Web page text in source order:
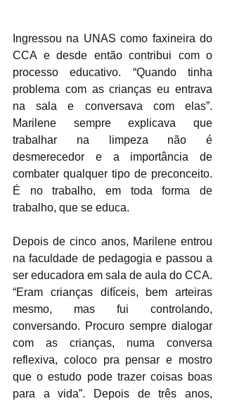
Ingressou na UNAS como faxineira do
CCA e desde então contribui com o
processo educativo. “Quando tinha
problema com as crianças eu entrava
na sala e conversava com elas”.
Marilene sempre explicava que
trabalhar na limpeza não é
desmerecedor e a importância de
combater qualquer tipo de preconceito.
É no trabalho, em toda forma de
trabalho, que se educa.
Depois de cinco anos, Marilene entrou
na faculdade de pedagogia e passou a
ser educadora em sala de aula do CCA.
“Eram crianças difíceis, bem arteiras
mesmo, mas fui controlando,
conversando. Procuro sempre dialogar
com as crianças, numa conversa
reflexiva, coloco pra pensar e mostro
que o estudo pode trazer coisas boas
para a vida”. Depois de três anos,